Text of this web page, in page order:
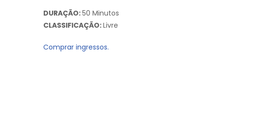
DURAÇÃO:50 Minutos
CLASSIFICAÇÃO:Livre
Comprar ingressos.